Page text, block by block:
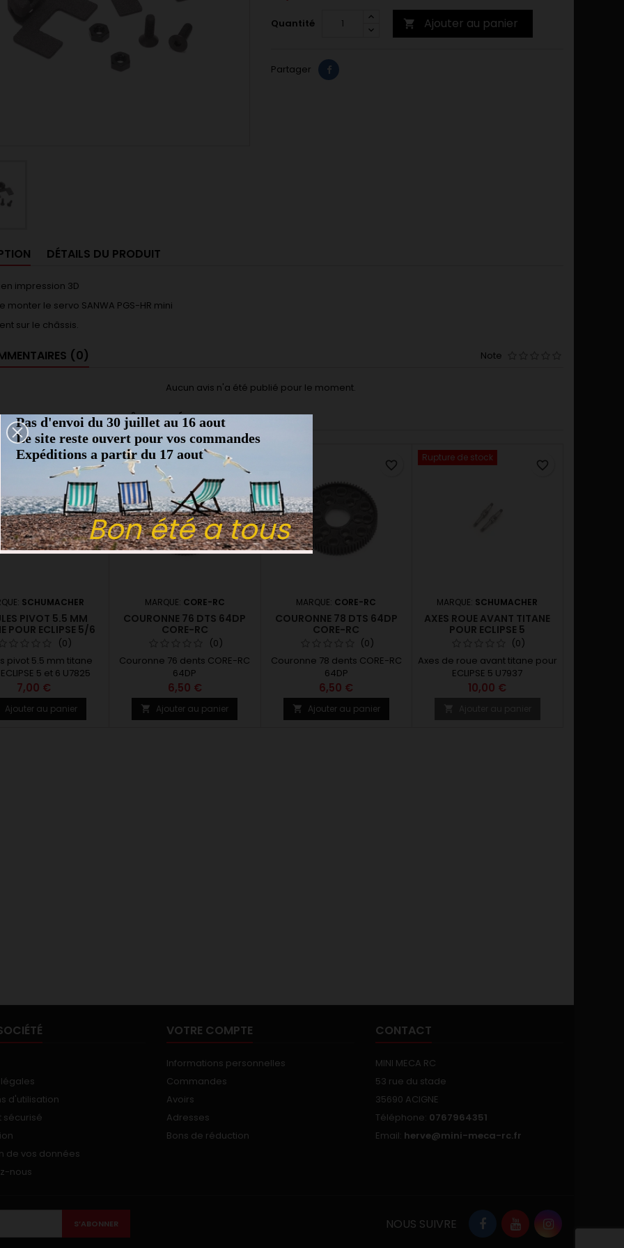
Quantité  Ajouter au panier
Partager
DÉTAILS DU PRODUIT
impression 3D
monter le servo SANWA PGS-HR mini
sur le châssis.
(0) Note
Aucun avis n'a été publié pour le moment.
PRODUITS DANS LA MÊME CATÉGORIE :
SCHUMACHER
PIVOT 5.5 MM
POUR ECLIPSE 5/6
(0)
pivot 5.5 mm titane
5 et 6 U7825
7,00 €
Ajouter au panier
favorite_border
MARQUE: CORE-RC
COURONNE 76 DTS 64DP
CORE-RC
(0)
Couronne 76 dents CORE-RC
64DP
6,50 €
 Ajouter au panier
favorite_border
MARQUE: CORE-RC
COURONNE 78 DTS 64DP
CORE-RC
(0)
Couronne 78 dents CORE-RC
64DP
6,50 €
 Ajouter au panier
favorite_border
Rupture de stock
MARQUE: SCHUMACHER
AXES ROUE AVANT TITANE
POUR ECLIPSE 5
(0)
Axes de roue avant titane pour
ECLIPSE 5 U7937
10,00 €
favorite_border
d'utilisation
sécurisé
de vos données
nous
VOTRE COMPTE
Informations personnelles
Commandes
Avoirs
Adresses
Bons de réduction
CONTACT
MINI MECA RC
53 rue du stade
35690 ACIGNE
Téléphone: 0767964351
Email: herve@mini-meca-rc.fr
NOUS SUIVRE
Bon été a tous
Pas d'envoi du 30 juillet au 16 aout
Le site reste ouvert pour vos commandes
Expéditions a partir du 17 aout